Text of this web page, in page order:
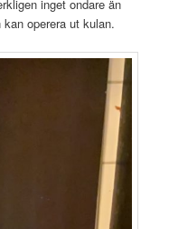
inget ondare än
operera ut kulan.